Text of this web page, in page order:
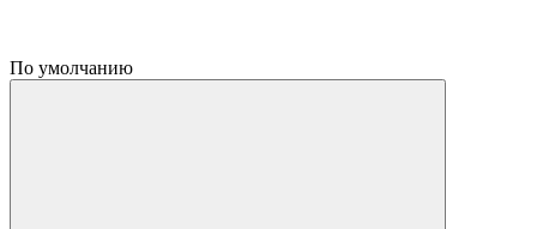
По умолчанию